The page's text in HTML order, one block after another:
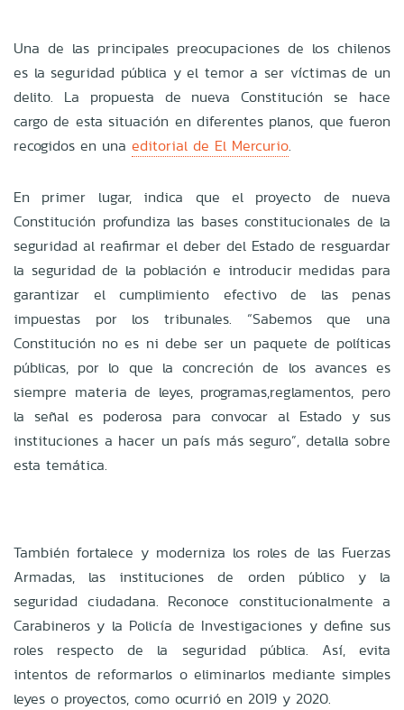
Una de las principales preocupaciones de los chilenos
es la seguridad pública y el temor a ser víctimas de un
delito. La propuesta de nueva Constitución se hace
cargo de esta situación en diferentes planos, que fueron
recogidos en una editorial de El Mercurio.
En primer lugar, indica que el proyecto de nueva
Constitución profundiza las bases constitucionales de la
seguridad al reafirmar el deber del Estado de resguardar
la seguridad de la población e introducir medidas para
garantizar el cumplimiento efectivo de las penas
impuestas por los tribunales. “Sabemos que una
Constitución no es ni debe ser un paquete de políticas
públicas, por lo que la concreción de los avances es
siempre materia de leyes, programas,reglamentos, pero
la señal es poderosa para convocar al Estado y sus
instituciones a hacer un país más seguro”, detalla sobre
esta temática.
También fortalece y moderniza los roles de las Fuerzas
Armadas, las instituciones de orden público y la
seguridad ciudadana. Reconoce constitucionalmente a
Carabineros y la Policía de Investigaciones y define sus
roles respecto de la seguridad pública. Así, evita
intentos de reformarlos o eliminarlos mediante simples
leyes o proyectos, como ocurrió en 2019 y 2020.